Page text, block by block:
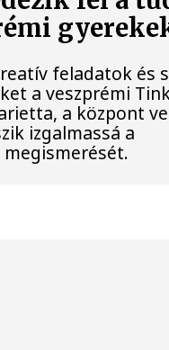
feladatok és
a veszprémi
a központ
izgalmassá a